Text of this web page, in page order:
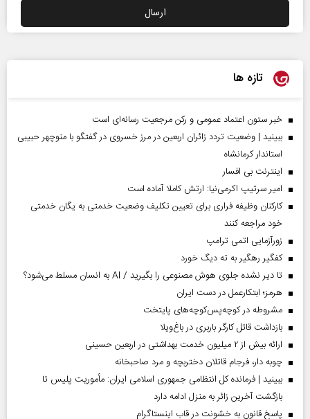
تازه ها
خبر ستون اعتماد عمومی و رکن مرجعیت رسانه‌ای است
ببینید | وضعیت تردد زائران اربعین در مرز خسروی در گفتگو با منوچهر حبیبی
استاندار کرمانشاه
اینترنت بی افسار
امیر سرتیپ اکرمی‌نیا: ارتش کاملا آماده است
کارکنان وظیفه فراری برای تعیین تکلیف وضعیت خدمتی به یگان خدمتی
خود مراجعه کنند
زورآزمایی اتمی ترامپ
کفگیر رهگیر به ته دیگ خورد
تا دیر نشده جلوی هوش مصنوعی را بگیرید / AI به انسان مسلط می‌شود؟
هرمز؛ ابتکارعمل در دست ایران
مشروطه در کوچه‌پس‌کوچه‌های پایتخت
بازداشت قاتل کارگر باربری در باغ‌ویلا
ارائه بیش از ۲ میلیون خدمت بهداشتی در اربعین حسینی
چوبه دار، فرجام قاتلان دختربچه و مرد صاحبخانه
ببینید | فرمانده کل انتظامی جمهوری اسلامی ایران­: مأموریت پلیس تا
بازگشت آخرین زائر به منزل ادامه دارد
پاسخ قانون به خشونت در قاب اینستاگرام